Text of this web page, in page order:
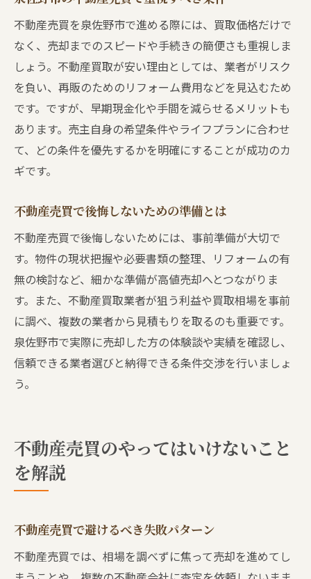
不動産売買を泉佐野市で進める際には、買取価格だけで
なく、売却までのスピードや手続きの簡便さも重視しま
しょう。不動産買取が安い理由としては、業者がリスク
を負い、再販のためのリフォーム費用などを見込むため
です。ですが、早期現金化や手間を減らせるメリットも
あります。売主自身の希望条件やライフプランに合わせ
て、どの条件を優先するかを明確にすることが成功のカ
ギです。
不動産売買で後悔しないための準備とは
不動産売買で後悔しないためには、事前準備が大切で
す。物件の現状把握や必要書類の整理、リフォームの有
無の検討など、細かな準備が高値売却へとつながりま
す。また、不動産買取業者が狙う利益や買取相場を事前
に調べ、複数の業者から見積もりを取るのも重要です。
泉佐野市で実際に売却した方の体験談や実績を確認し、
信頼できる業者選びと納得できる条件交渉を行いましょ
う。
不動産売買のやってはいけないこと
を解説
不動産売買で避けるべき失敗パターン
不動産売買では、相場を調べずに焦って売却を進めてし